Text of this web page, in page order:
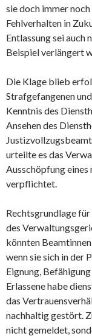
sie doch immer
Fehlverhalten in
Entlassung sei auch
Beispiel verlängert
Die Klage blieb
Strafgefangenen
Kenntnis des
Ansehen des
urteilte es das
Ausschöpfung
verpflichtet.
Rechtsgrundlage für
des
könnten
wenn sie sich in der
Eignung,
Erlassene habe
das
nachhaltig gestört.
nicht gemeldet,